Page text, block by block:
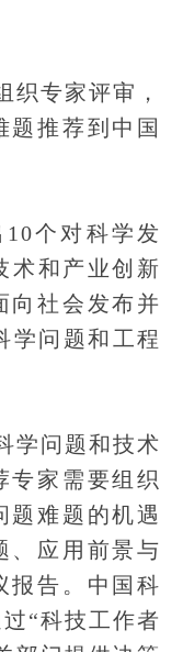
专家评审，
题推荐到中国
个对科学发
术和产业创新
向社会发布并
学问题和工程
问题和技术
专家需要组织
题难题的机遇
、应用前景与
报告。中国科
“科技工作者